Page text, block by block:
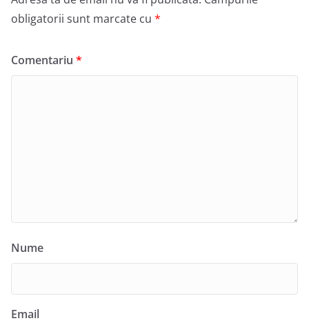
obligatorii sunt marcate cu *
Comentariu *
Nume
Email